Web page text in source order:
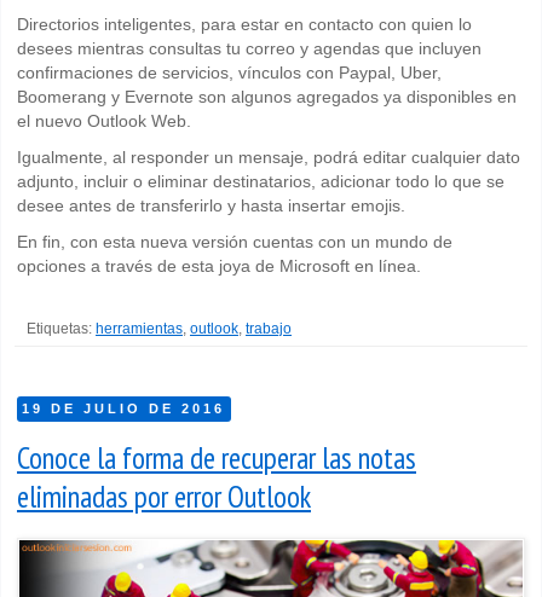
Directorios inteligentes, para estar en contacto con quien lo
desees mientras consultas tu correo y agendas que incluyen
confirmaciones de servicios, vínculos con Paypal, Uber,
Boomerang y Evernote son algunos agregados ya disponibles en
el nuevo Outlook Web.
Igualmente, al responder un mensaje, podrá editar cualquier dato
adjunto, incluir o eliminar destinatarios, adicionar todo lo que se
desee antes de transferirlo y hasta insertar emojis.
En fin, con esta nueva versión cuentas con un mundo de
opciones a través de esta joya de Microsoft en línea.
Etiquetas: herramientas outlook trabajo
19 DE JULIO DE 2016
Conoce la forma de recuperar las notas
eliminadas por error Outlook